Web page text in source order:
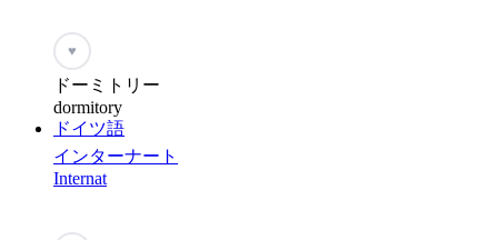
♥
ドーミトリー
dormitory
ドイツ語
インターナート
Internat